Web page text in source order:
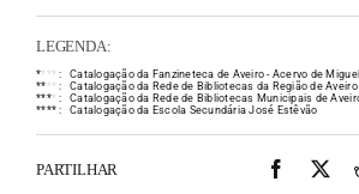
LEGENDA:
** * * :
Catalogação da Fanzineteca de Aveiro - Acervo de
** * * :
Catalogação da Rede de Bibliotecas da Região de Aveiro
**** :
Catalogação da Rede de Bibliotecas Municipais de
**** : Catalogação da Escola Secundária José Estêvão
PARTILHAR X